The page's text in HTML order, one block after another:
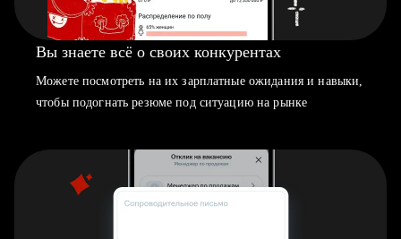
Вы знаете всё о своих конкурентах
Можете посмотреть на их зарплатные ожидания и навыки,
чтобы подогнать резюме под ситуацию на рынке